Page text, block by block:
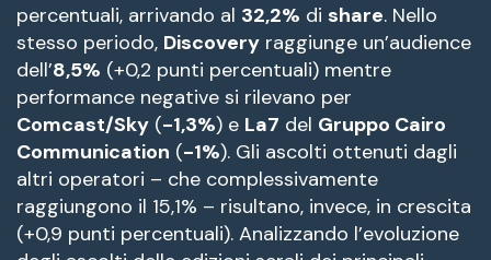
percentuali, arrivando al 32,2% di share. Nello
stesso periodo, Discovery raggiunge un’audience
dell’8,5% (+0,2 punti percentuali) mentre
performance negative si rilevano per
Comcast/Sky (-1,3%) e La7 del Gruppo Cairo
Communication (-1%). Gli ascolti ottenuti dagli
altri operatori – che complessivamente
raggiungono il 15,1% – risultano, invece, in crescita
(+0,9 punti percentuali). Analizzando l’evoluzione